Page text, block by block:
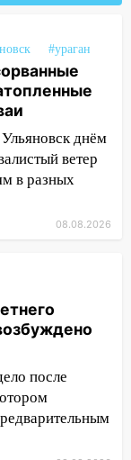
и
в
8
гороскоп
с
#ураган
днём
ветер
в разных
08.08.2026
после